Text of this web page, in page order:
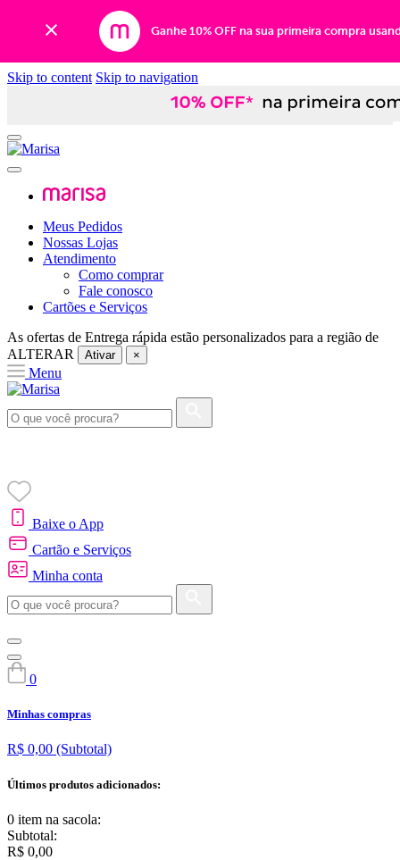
Ganhe 10% OFF na sua primeira compra
Skip to content Skip to navigation
Meus Pedidos
Nossas Lojas
Atendimento
Como comprar
Fale conosco
Cartões e Serviços
As ofertas de Entrega rápida estão personalizados para a região de
ALTERAR
Ativar ×
Menu
Baixe o App
Cartão e Serviços
Minha conta
0
Minhas compras
R$ 0,00 (Subtotal)
Últimos produtos adicionados:
0 item na sacola:
Subtotal:
R$ 0,00